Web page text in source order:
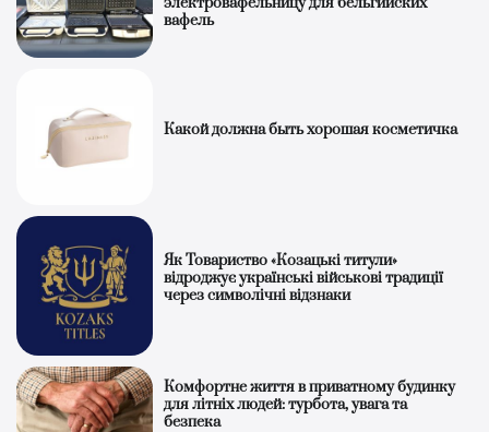
вафель
Какой должна быть хорошая косметичка
Як Товариство «Козацькі титули»
відроджує українські військові традиції
через символічні відзнаки
Комфортне життя в приватному будинку
для літніх людей: турбота, увага та
безпека